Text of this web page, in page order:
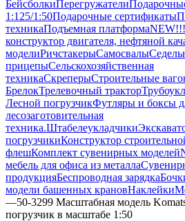
БейсболкиПерегружатели
1:125/1:50Подарочные сертификаты
техникаПодъемная платформа
конструктор двигателя, нефтяной
моделиРичстакерыСамосвалы
прицепыСельскохозяйственная
техникаСкреперыСтроительные
БрелокТрелевочный трактор
Лесной погрузчикФутляры и боксы
лесозаготовительная
техника.Штабелеукладчики
погрузчикиКонструктор
флешКомплект сувенирных моделей
мебель для офиса из металла
продукцияБеспроводная зарядка
модели башенных крановНаклейки
—50-3299 Масштабная модель
погрузчик в масштабе 1:50